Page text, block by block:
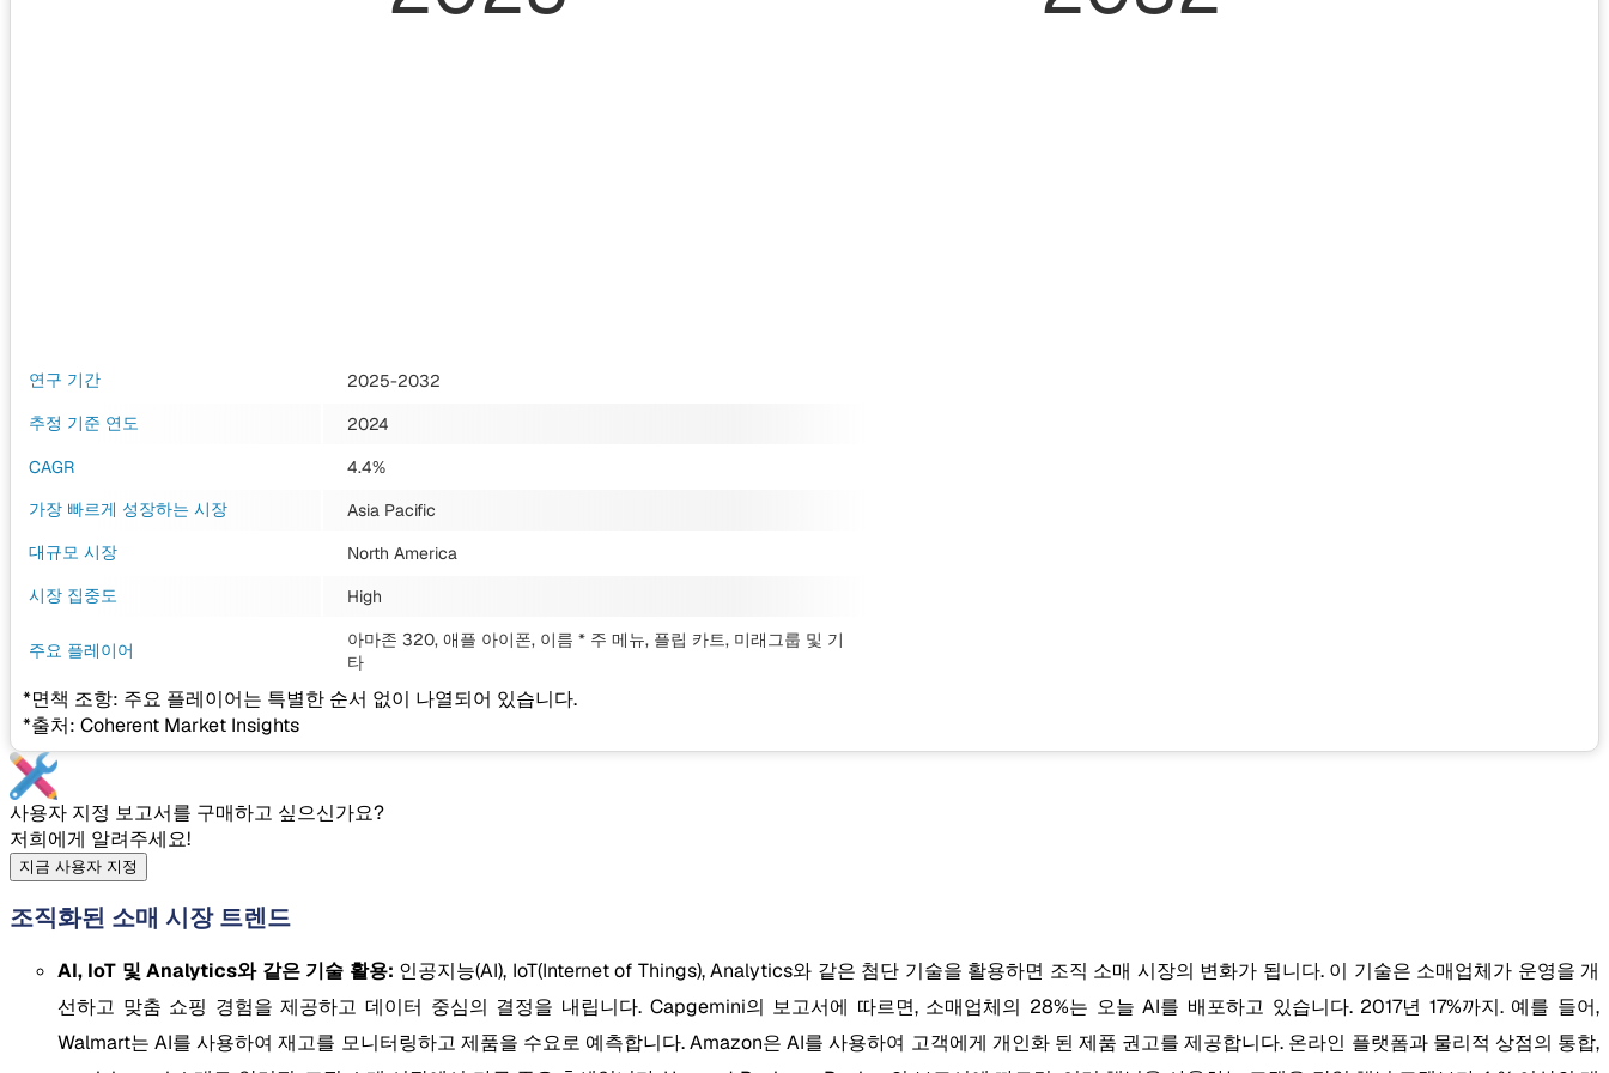
연구 기간
2025-2032
추정 기준 연도
2024
CAGR
4.4%
가장 빠르게 성장하는 시장
Asia Pacific
대규모 시장
North America
시장 집중도
High
주요 플레이어 아마존 320, 애플 아이폰, 이름 * 주 메뉴, 플립 카트, 미래그룹 및 기
타
*면책 조항: 주요 플레이어는 특별한 순서 없이 나열되어 있습니다.
*출처: Coherent Market Insights
사용자 지정 보고서를 구매하고 싶으신가요?
저희에게 알려주세요!
지금 사용자 지정
조직화된 소매 시장 트렌드
AI, IoT 및 Analytics와 같은 기술 활용: 인공지능(AI), IoT(Internet of Things), Analytics와 같은 첨단 기술을 활용하면 조직 소매 시장의 변화가 됩니다. 이 기술은 소매업체가 운영을 개
선하고 맞춤 쇼핑 경험을 제공하고 데이터 중심의 결정을 내립니다. Capgemini의 보고서에 따르면, 소매업체의 28%는 오늘 AI를 배포하고 있습니다. 2017년 17%까지. 예를 들어,
Walmart는 AI를 사용하여 재고를 모니터링하고 제품을 수요로 예측합니다. Amazon은 AI를 사용하여 고객에게 개인화 된 제품 권고를 제공합니다. 온라인 플랫폼과 물리적 상점의 통합,